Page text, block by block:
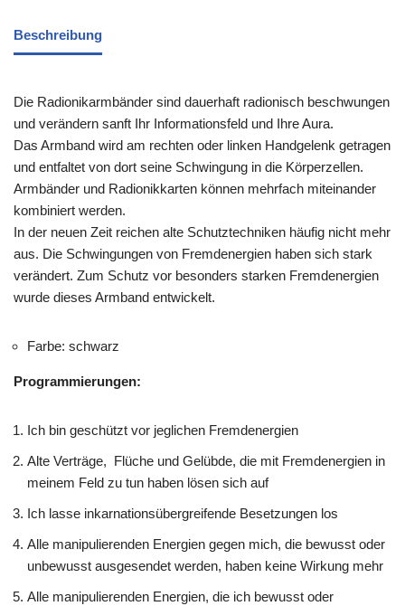
Beschreibung
Die Radionikarmbänder sind dauerhaft radionisch beschwungen
und verändern sanft Ihr Informationsfeld und Ihre Aura.
Das Armband wird am rechten oder linken Handgelenk getragen
und entfaltet von dort seine Schwingung in die Körperzellen.
Armbänder und Radionikkarten können mehrfach miteinander
kombiniert werden.
In der neuen Zeit reichen alte Schutztechniken häufig nicht mehr
aus. Die Schwingungen von Fremdenergien haben sich stark
verändert. Zum Schutz vor besonders starken Fremdenergien
wurde dieses Armband entwickelt.
Farbe: schwarz
Programmierungen:
Ich bin geschützt vor jeglichen Fremdenergien
Alte Verträge, Flüche und Gelübde, die mit Fremdenergien in
meinem Feld zu tun haben lösen sich auf
Ich lasse inkarnationsübergreifende Besetzungen los
Alle manipulierenden Energien gegen mich, die bewusst oder
unbewusst ausgesendet werden, haben keine Wirkung mehr
Alle manipulierenden Energien, die ich bewusst oder